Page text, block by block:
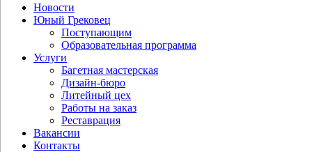
Новости
Юный Грековец
Поступающим
Образовательная программа
Услуги
Багетная мастерская
Дизайн-бюро
Литейный цех
Работы на заказ
Реставрация
Вакансии
Контакты